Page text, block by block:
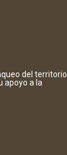
del territorio
apoyo a la